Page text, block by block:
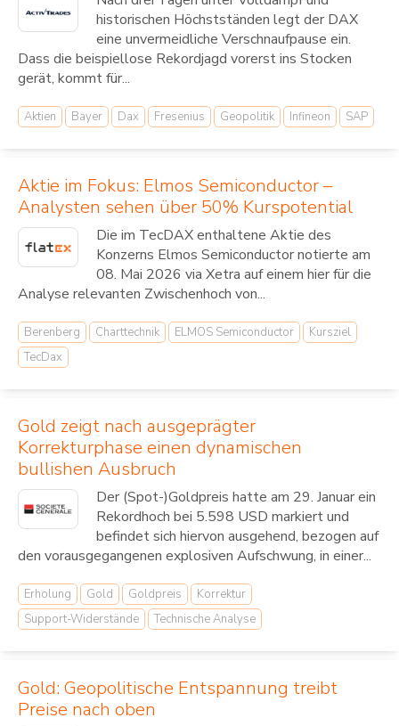
historischen Höchstständen legt der DAX
eine unvermeidliche Verschnaufpause ein.
Dass die beispiellose Rekordjagd vorerst ins Stocken
gerät, kommt für...
Aktien Bayer Dax Fresenius Geopolitik Infineon SAP
Aktie im Fokus: Elmos Semiconductor –
Analysten sehen über 50% Kurspotential
Die im TecDAX enthaltene Aktie des
Konzerns Elmos Semiconductor notierte am
08. Mai 2026 via Xetra auf einem hier für die
Analyse relevanten Zwischenhoch von...
Berenberg Charttechnik ELMOS Semiconductor
Kursziel
TecDax
Gold zeigt nach ausgeprägter
Korrekturphase einen dynamischen
bullishen Ausbruch
Der (Spot-)Goldpreis hatte am 29. Januar ein
Rekordhoch bei 5.598 USD markiert und
befindet sich hiervon ausgehend, bezogen auf
den vorausgegangenen explosiven Aufschwung, in einer...
Erholung Gold Goldpreis
Korrektur
Support-Widerstände
Technische Analyse
Gold: Geopolitische Entspannung treibt
Preise nach oben